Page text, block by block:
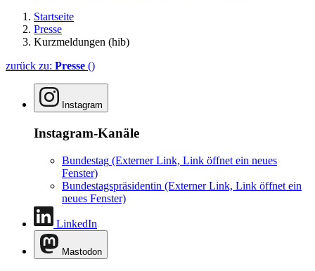
Startseite
Presse
Kurzmeldungen (hib)
zurück zu: Presse ()
Instagram
Instagram-Kanäle
Bundestag (Externer Link, Link öffnet ein neues
Fenster)
Bundestagspräsidentin (Externer Link, Link öffnet ein
neues Fenster)
LinkedIn
Mastodon